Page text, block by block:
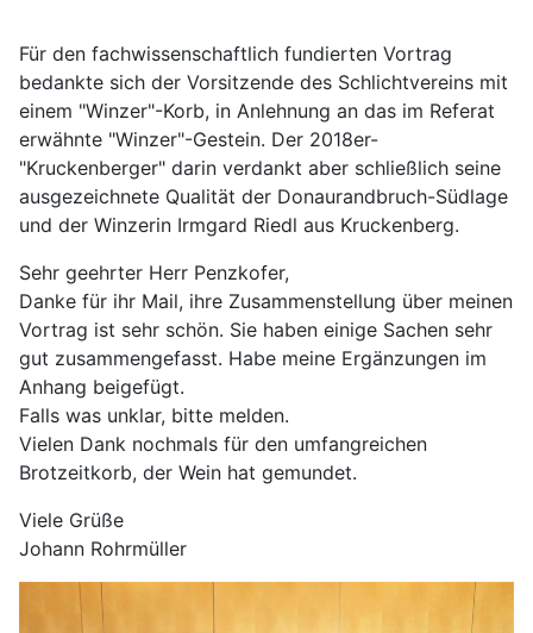
Für den fachwissenschaftlich fundierten Vortrag
bedankte sich der Vorsitzende des Schlichtvereins mit
einem "Winzer"-Korb, in Anlehnung an das im Referat
erwähnte "Winzer"-Gestein. Der 2018er-
"Kruckenberger" darin verdankt aber schließlich seine
ausgezeichnete Qualität der Donaurandbruch-Südlage
und der Winzerin Irmgard Riedl aus Kruckenberg.
Sehr geehrter Herr Penzkofer,
Danke für ihr Mail, ihre Zusammenstellung über meinen
Vortrag ist sehr schön. Sie haben einige Sachen sehr
gut zusammengefasst. Habe meine Ergänzungen im
Anhang beigefügt.
Falls was unklar, bitte melden.
Vielen Dank nochmals für den umfangreichen
Brotzeitkorb, der Wein hat gemundet.
Viele Grüße
Johann Rohrmüller